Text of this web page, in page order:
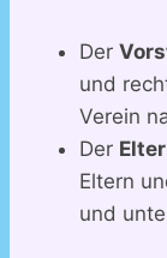
Der
und
Verein
Der
Eltern
und